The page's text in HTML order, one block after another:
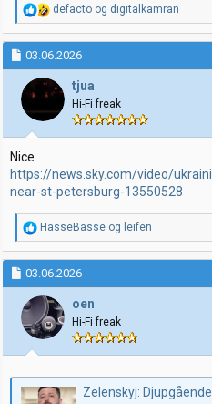
R
e
a
k
s
j
o
n
r
defacto og digitalkamran
03.06.2026
tjua
Hi-Fi freak
Nice
https://news.sky.com/video/
near-st-petersburg-13550528
R
e
a
k
s
j
o
n
e
r
HasseBasse og leifen
03.06.2026
oen
Hi-Fi freak
Zelenskyj: Djupgående attacker låter